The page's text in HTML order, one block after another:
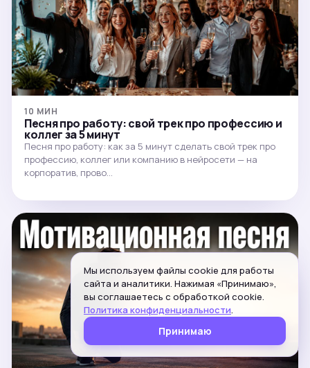
10 МИН
Песня про работу: свой трек про профессию и
коллег за 5 минут
Песня про работу: как за 5 минут сделать свой трек про
профессию, коллег или компанию в нейросети — на
корпоратив, прово…
Мы используем файлы cookie для работы
сайта и аналитики. Нажимая «Принимаю»,
вы соглашаетесь с обработкой cookie.
Политика конфиденциальности.
Принимаю